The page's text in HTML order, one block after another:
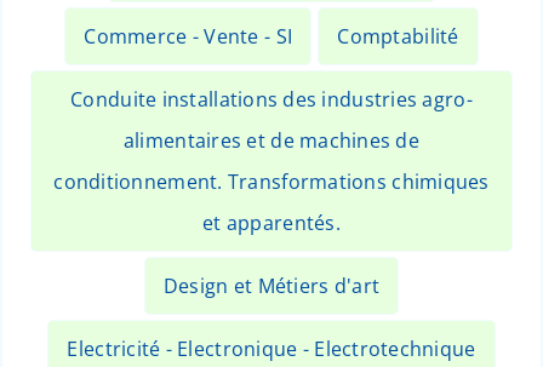
Commerce - Vente - SI Comptabilité
Conduite installations des industries agro-
alimentaires et de machines de
conditionnement. Transformations chimiques
et apparentés.
Design et Métiers d'art
Electricité - Electronique - Electrotechnique